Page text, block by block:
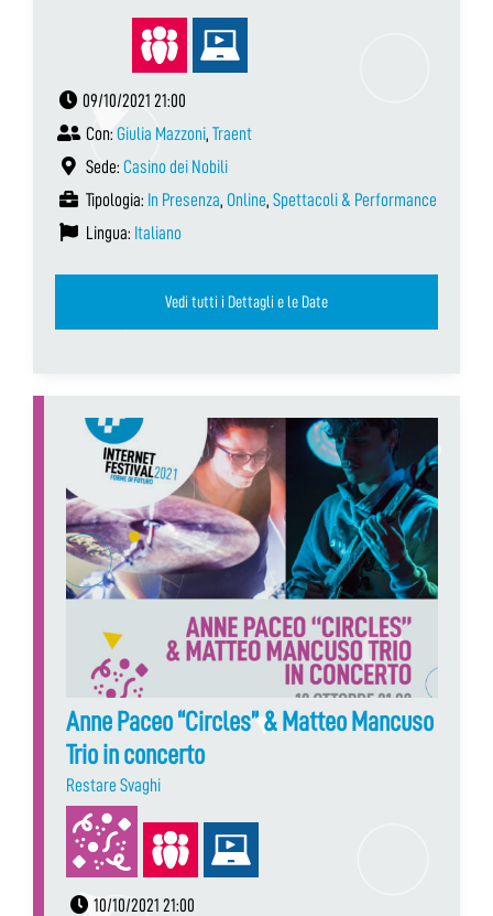
09/10/2021 21:00
Con: Giulia Mazzoni, Traent
Sede: Casino dei Nobili
Tipologia: In Presenza, Online, Spettacoli & Performance
Lingua: Italiano
Vedi tutti i Dettagli e le Date
Anne Paceo “Circles” & Matteo Mancuso
Trio in concerto
Restare Svaghi
10/10/2021 21:00